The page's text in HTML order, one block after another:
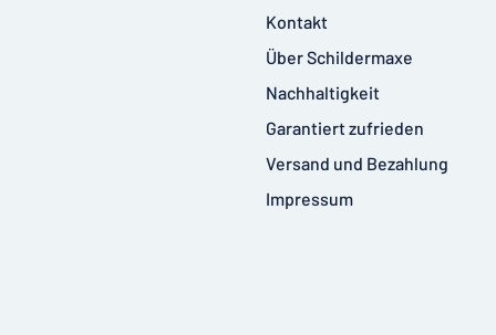
Kontakt
Über Schildermaxe
Nachhaltigkeit
Garantiert zufrieden
Versand und Bezahlung
Impressum